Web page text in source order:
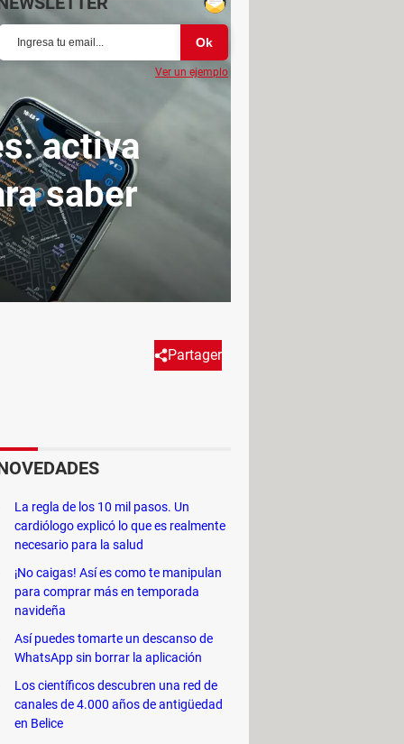
activa
saber
Partager
el AirTag, también se
tanto en Android
AirTag. Este pequeño
lugar, ya sea en el fondo de
motocicleta e incluso dentro de
práctico en caso de pérdida o
Ver un ejemplo
La regla de los 10 mil pasos. Un
cardiólogo explicó lo que es realmente
necesario para la salud
¡No caigas! Así es como te manipulan
para comprar más en temporada
navideña
Así puedes tomarte un descanso de
WhatsApp sin borrar la aplicación
Los científicos descubren una red de
canales de 4.000 años de antigüedad
en Belice